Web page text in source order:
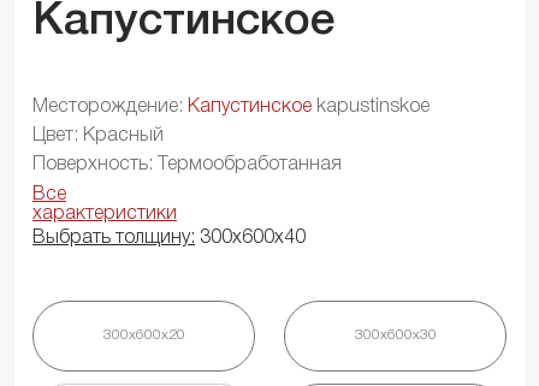
Капустинское
Месторождение: Капустинское kapustinskoe
Цвет: Красный
Поверхность: Термообработанная
Все
характеристики
Выбрать толщину: 300х600х40
300х600х20 300х600х30